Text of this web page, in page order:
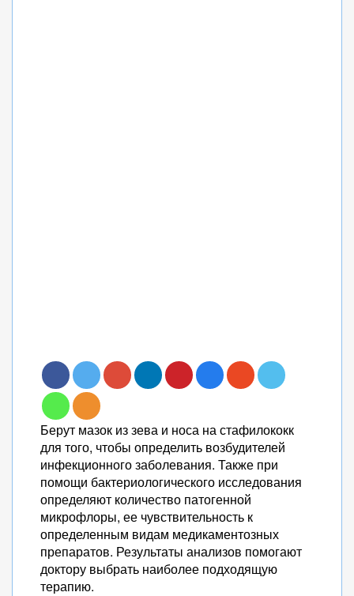
Берут мазок из зева и носа на стафилококк
для того, чтобы определить возбудителей
инфекционного заболевания. Также при
помощи бактериологического исследования
определяют количество патогенной
микрофлоры, ее чувствительность к
определенным видам медикаментозных
препаратов. Результаты анализов помогают
доктору выбрать наиболее подходящую
терапию.